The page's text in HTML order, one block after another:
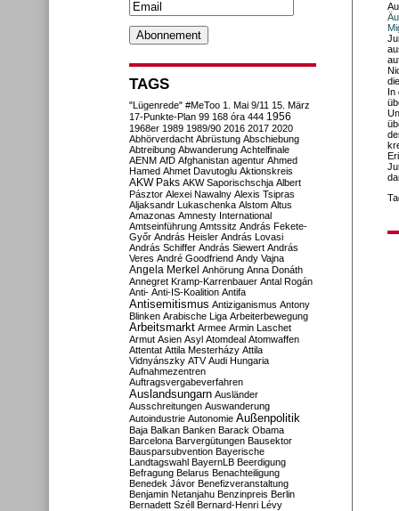
In
TAGS
"Lügenrede" #MeToo 1. Mai 9/11 15. März
17-Punkte-Plan 99 168 óra 444 1956
1968er 1989 1989/90 2016 2017 2020
Abhörverdacht Abrüstung Abschiebung
Abtreibung Abwanderung Achtelfinale
AENM AfD Afghanistan agentur Ahmed
Hamed Ahmet Davutoglu Aktionskreis
AKW Paks AKW Saporischschja Albert
Pásztor Alexei Nawalny Alexis Tsipras
Aljaksandr Lukaschenka Alstom Altus
Amazonas Amnesty International
Amtseinführung Amtssitz András Fekete-
Győr András Heisler András Lovasi
András Schiffer András Siewert András
Veres André Goodfriend Andy Vajna
Angela Merkel Anhörung Anna Donáth
Annegret Kramp-Karrenbauer Antal Rogán
Anti- Anti-IS-Koalition Antifa
Antisemitismus Antiziganismus Antony
Blinken Arabische Liga Arbeiterbewegung
Arbeitsmarkt Armee Armin Laschet
Armut Asien Asyl Atomdeal Atomwaffen
Attentat Attila Mesterházy Attila
Vidnyánszky ATV Audi Hungaria
Aufnahmezentren
Auftragsvergabeverfahren
Auslandsungarn Ausländer
Ausschreitungen Auswanderung
Autoindustrie Autonomie Außenpolitik
Baja Balkan Banken Barack Obama
Barcelona Barvergütungen Bausektor
Bausparsubvention Bayerische
Landtagswahl BayernLB Beerdigung
Befragung Belarus Benachteiligung
Benedek Jávor Benefizveranstaltung
Benjamin Netanjahu Benzinpreis Berlin
Bernadett Széll Bernard-Henri Lévy